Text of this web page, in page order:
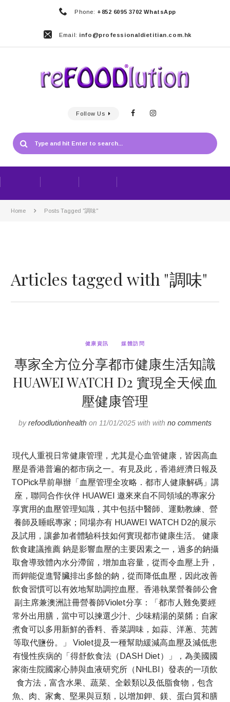
Phone: +852 6095 3702 WhatsApp
Email: info@professionaldietitian.com.hk
Follow Us
Home Posts Tagged "調味"
Articles tagged with "調味"
健康資訊 媒體訪問
專家全方位分享都市健康生活知識
HUAWEI WATCH D2 實現全天候血
壓健康管理
byrefoodlutionhealth on 11/01/2025 with with no comments
現代人重視日常健康管理，尤其是心血管健康，皆因高血
壓是香港普遍的都市病之一。有見及此，香港經濟日報及
TOPick早前舉辦「血壓管理全攻略．都市人健康解碼」講
座，聯同合作伙伴 HUAWEI 邀來來自不同領域的專家分
享實用的血壓管理知識，其中包括中醫師、運動教練、營
養師及睡眠專家；同場亦有 HUAWEI WATCH D2的展示
及試用，讓參加者體驗科技如何實現都市健康生活。 健康
飲食建議推薦 鈉是影響血壓的主要因素之一，過多的鈉攝
取會導致體內水分滯留，增加血容量，從而令血壓上升，
而鉀能促進腎臟排出多餘的鈉，從而降低血壓，因此改善
飲食習慣可以有效地幫助調控血壓。香港執業營養師公會
副主席兼澳洲註冊營養師Violet分享：「都市人難免要經
常外出用膳，當中可以揀選少汁、少味精湯的菜餚；自家
煮食可以多用新鮮的香料、香菜調味，如蒜、洋蔥、芫茜
等取代鹽份。」 Violet提及一種幫助緩減高血壓及減低患
有慢性疾病的「得舒飲食法（DASH Diet）」，為美國國
家衛生院國家心肺與血液研究所（NHLBI）發表的一項飲
食方法，富含水果、蔬菜、全穀類以及低脂食物，包含
魚、肉、家禽、堅果與豆類，以增加鉀、鎂、蛋白質和膳